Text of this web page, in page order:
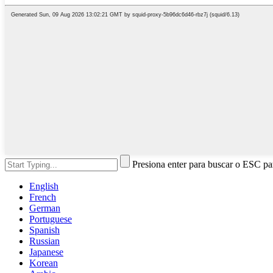
Presiona enter para buscar o ESC
English
French
German
Portuguese
Spanish
Russian
Japanese
Korean